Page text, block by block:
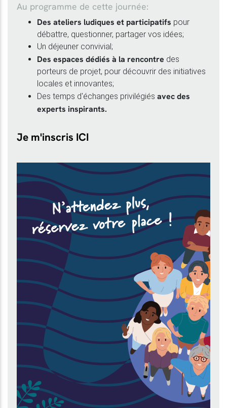
Au programme de cette journée:
Des ateliers ludiques et participatifs pour
débattre, questionner, partager vos idées;
Un déjeuner convivial;
Des espaces dédiés à la rencontre des
porteurs de projet, pour découvrir des initiatives
locales et innovantes;
Des temps d'échanges privilégiésavec des
experts inspirants.
Je m'inscris ICI